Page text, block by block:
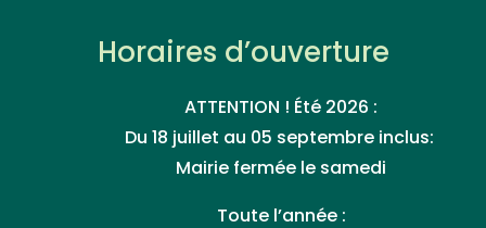
Horaires d’ouverture
ATTENTION ! Été 2026 :
Du 18 juillet au 05 septembre inclus:
Mairie fermée le samedi
Toute l’année :